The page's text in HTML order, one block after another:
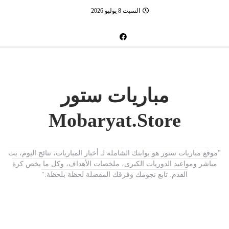
السبت 8 يوليو 2026
مباريات ستور
Mobaryat.Store
"موقع مباريات ستور هو بوابتك الشاملة لـ أخبار المباريات، نتائج اليوم، بث
مباشر ومواعيد الدوريات الكبرى، ملخصات الأهداف، وكل ما يخص كرة
القدم. تابع نجومك وفرقك المفضلة لحظة بلحظة."